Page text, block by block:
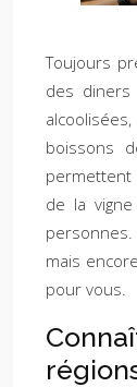
Toujours
des
boissons
permettent
de la
mais
pour vous.